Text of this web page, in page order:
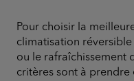
Pour choisir la
climatisation
ou le rafraîchissement
critères sont à prendre